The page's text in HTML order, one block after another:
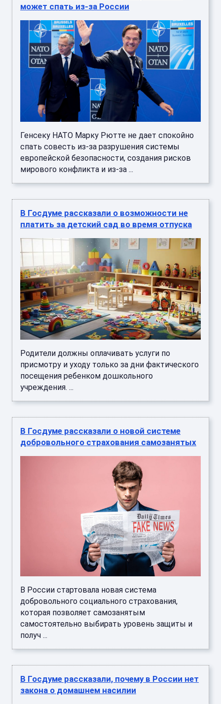
может спать из-за России
Генсеку НАТО Марку Рютте не дает спокойно
спать совесть из-за разрушения системы
европейской безопасности, создания рисков
мирового конфликта и из-за ...
В Госдуме рассказали о возможности не
платить за детский сад во время отпуска
Родители должны оплачивать услуги по
присмотру и уходу только за дни фактического
посещения ребенком дошкольного
учреждения. ...
В Госдуме рассказали о новой системе
добровольного страхования самозанятых
В России стартовала новая система
добровольного социального страхования,
которая позволяет самозанятым
самостоятельно выбирать уровень защиты и
получ ...
В Госдуме рассказали, почему в России нет
закона о домашнем насилии